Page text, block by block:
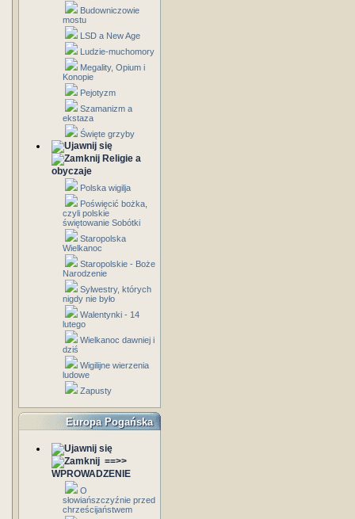
Budowniczowie
mostu
LSD a New Age
Ludzie-muchomory
Megality, Opium i
Konopie
Pejotyzm
Szamanizm a
ekstaza
Święte grzyby
Religie a
obyczaje
Polska wigilja
Poświęcić bożka,
czyli polskie
świętowanie Sobótki
Staropolska
Wielkanoc
Staropolskie - Boże
Narodzenie
Sylwestry, których
nigdy nie było
Walentynki - 14
lutego
Wielkanoc dawniej i
dziś
Wigilijne wierzenia
ludowe
Zapusty
Europa Pogańska
==>>
WPROWADZENIE
O
słowiańszczyźnie przed
chrześcijaństwem